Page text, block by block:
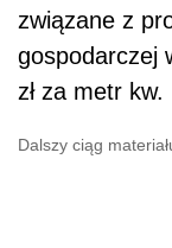
związane z
gospodarczej
zł za metr kw.
Dalszy ciąg